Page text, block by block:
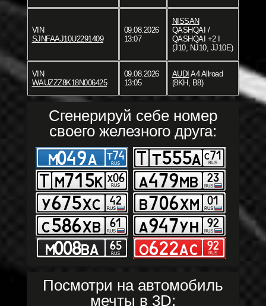
VIN
SJNFAAJ10U2291409
09.08.2026
13:07
NISSAN
QASHQAI /
QASHQAI +2 I
(J10, NJ10, JJ10E)
VIN
WAUZZZ8K18N006425
09.08.2026
13:05
AUDI A4 Allroad
(8KH, B8)
Сгенерируй себе номер
своего железного друга:
Посмотри на автомобиль
мечты в 3D: